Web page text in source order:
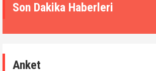
Son Dakika Haberleri
Anket